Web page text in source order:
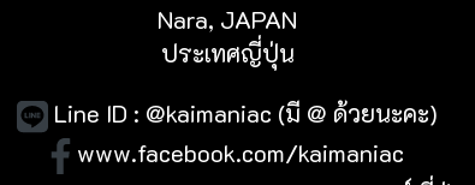
Nara, JAPAN
ประเทศญี่ปุ่น
Line ID : @kaimaniac (มี @ ด้วยนะคะ)
www.facebook.com/kaimaniac